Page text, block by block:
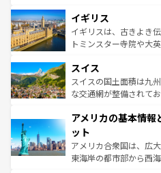
香り高いラベンダー畑
らに、パリ以外の地域
も豊かな歴史と文化が
を参照してほしい。
顔を持つこの国は、ど
ルリンの文化的活気、
してライン川沿いのワ
は、お酒好きな人にはぜひ体験
ドイツ情報はコンテン
イギリス
イギリスは、古きよき
トミンスター寺院や大
リアごとに異なる魅力
ティー、ビール好きに
戦など、本場だからこ
ンツ一覧を参照してほ
スイス
スイスの国土面積は九
な交通網が整備されて
の建物がそのまま残る
博物館もあり、アルプ
ことができる。国民の
者向けの交通パス提供
アメリカの基本情報
ット
アメリカ合衆国は、広
東海岸の都市部から西